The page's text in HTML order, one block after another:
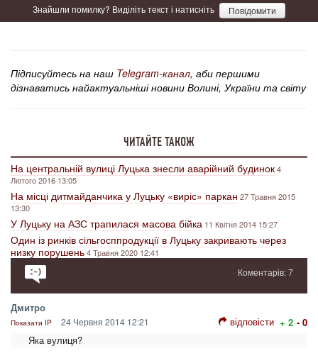
Знайшли помилку? Виділіть текст і натисніть Повідомити
Підписуйтесь на наш Telegram-канал, аби першими
дізнаватись найактуальніші новини Волині, України та світу
ЧИТАЙТЕ ТАКОЖ
На центральній вулиці Луцька знесли аварійний будинок4
Лютого 2016 13:05
На місці дитмайданчика у Луцьку «виріс» паркан 27 Травня 2015
13:30
У Луцьку на АЗС трапилася масова бійка 11 Квітня 2014 15:27
Один із ринків сільгосппродукції в Луцьку закривають через
низку порушень4 Травня 2020 12:41
Коментарів: 7
Дмитро
Показати IP 24 Червня 2014 12:21 відповісти + 2 - 0
Яка вулиця?